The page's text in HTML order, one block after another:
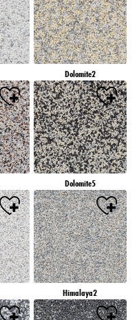
Dolomite2
Dolomite5
Himalaya2